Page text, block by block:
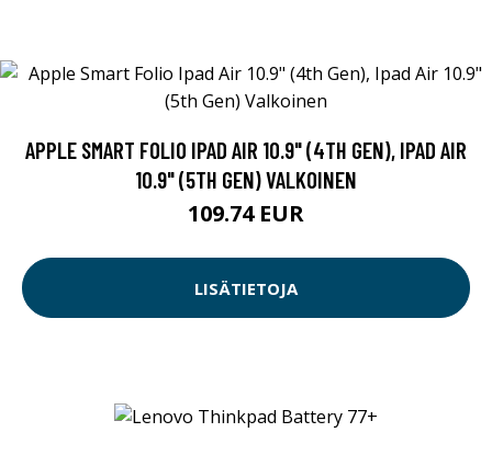
APPLE SMART FOLIO IPAD AIR 10.9" (4TH GEN), IPAD AIR
10.9" (5TH GEN) VALKOINEN
109.74 EUR
LISÄTIETOJA